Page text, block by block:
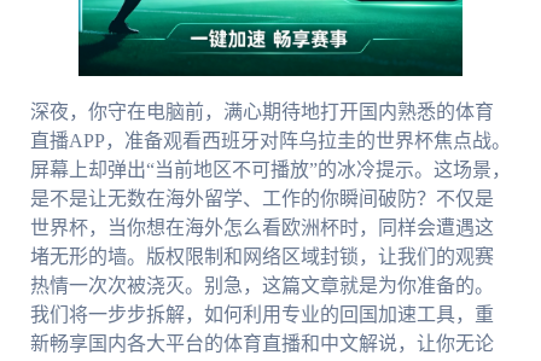
深夜，你守在电脑前，满心期待地打开国内熟悉的体育
直播APP，准备观看西班牙对阵乌拉圭的世界杯焦点战。
屏幕上却弹出“当前地区不可播放”的冰冷提示。这场景，
是不是让无数在海外留学、工作的你瞬间破防？不仅是
世界杯，当你想在海外怎么看欧洲杯时，同样会遭遇这
堵无形的墙。版权限制和网络区域封锁，让我们的观赛
热情一次次被浇灭。别急，这篇文章就是为你准备的。
我们将一步步拆解，如何利用专业的回国加速工具，重
新畅享国内各大平台的体育直播和中文解说，让你无论